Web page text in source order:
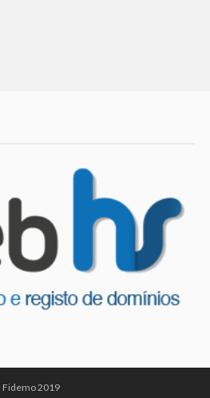
Fidemo 2019